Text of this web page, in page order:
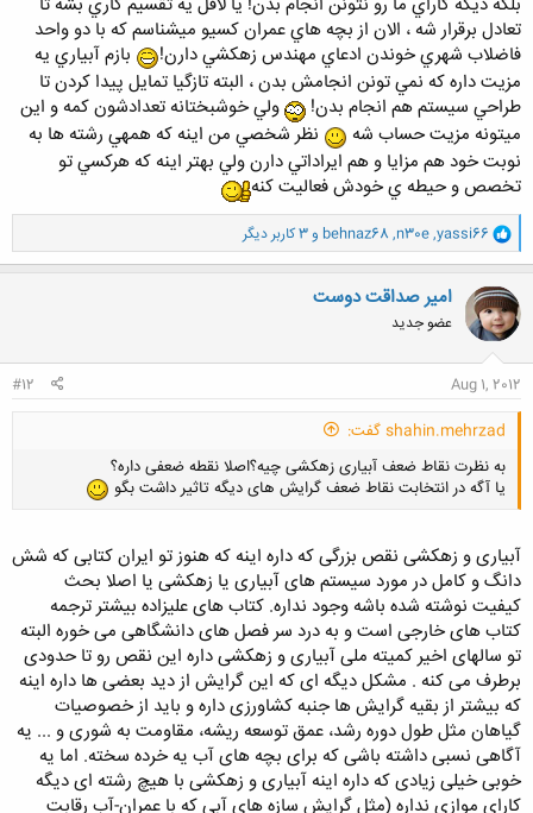
تعادل برقرار شه ، الان از بچه هاي عمران كسيو ميشناسم كه با دو واحد
فاضلاب شهري خوندن ادعاي مهندس زهكشي دارن!
بازم آبياري يه
مزيت داره كه نمي تونن انجامش بدن ، البته تازگيا تمايل پيدا كردن تا
طراحي سيستم هم انجام بدن!
ولي خوشبختانه تعدادشون كمه و اين
ميتونه مزيت حساب شه
نظر شخصي من اينه كه همهي رشته ها به
نوبت خود هم مزايا و هم ايراداتي دارن ولي بهتر اينه كه هركسي تو
تخصص و حيطه ي خودش فعاليت كنه
و
ا
ک
ن
ش
ه
ا
yassi66
,
n30e
,
behnaz68 و 3 کاربر دیگر
امیر صداقت دوست
عضو جدید
Aug 1, 2012
#12
shahin.mehrzad گفت:
به نظرت نقاط ضعف آبیاری زهکشی چیه؟اصلا نقطه ضعفی داره؟
یا آگه در انتخابت نقاط ضعف گرایش های دیگه تاثیر داشت بگو
آبیاری و زهکشی نقص بزرگی که داره اینه که هنوز تو ایران کتابی که شش
دانگ و کامل در مورد سیستم های آبیاری یا زهکشی یا اصلا بحث
کیفیت نوشته شده باشه وجود نداره. کتاب های علیزاده بیشتر ترجمه
کتاب های خارجی است و به درد سر فصل های دانشگاهی می خوره البته
تو سالهای اخیر کمیته ملی آبیاری و زهکشی داره این نقص رو تا حدودی
برطرف می کنه . مشکل دیگه ای که این گرایش از دید بعضی ها داره اینه
که بیشتر از بقیه گرایش ها جنبه کشاورزی داره و باید از خصوصیات
گیاهان مثل طول دوره رشد، عمق توسعه ریشه، مقاومت به شوری و ... یه
آگاهی نسبی داشته باشی که برای بچه های آب یه خرده سخته. اما یه
خوبی خیلی زیادی که داره اینه آبیاری و زهکشی با هیچ رشته ای دیگه
کارای موازی نداره (مثل گرایش سازه های آبی که با عمران-آب رقابت